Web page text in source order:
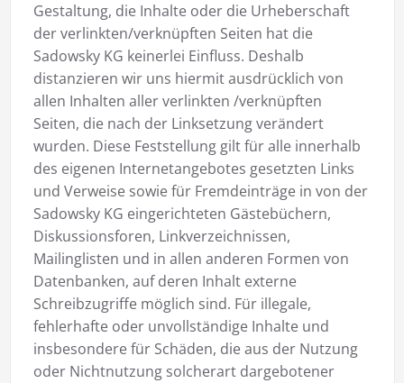
Gestaltung, die Inhalte oder die Urheberschaft
der verlinkten/verknüpften Seiten hat die
Sadowsky KG keinerlei Einfluss. Deshalb
distanzieren wir uns hiermit ausdrücklich von
allen Inhalten aller verlinkten /verknüpften
Seiten, die nach der Linksetzung verändert
wurden. Diese Feststellung gilt für alle innerhalb
des eigenen Internetangebotes gesetzten Links
und Verweise sowie für Fremdeinträge in von der
Sadowsky KG eingerichteten Gästebüchern,
Diskussionsforen, Linkverzeichnissen,
Mailinglisten und in allen anderen Formen von
Datenbanken, auf deren Inhalt externe
Schreibzugriffe möglich sind. Für illegale,
fehlerhafte oder unvollständige Inhalte und
insbesondere für Schäden, die aus der Nutzung
oder Nichtnutzung solcherart dargebotener